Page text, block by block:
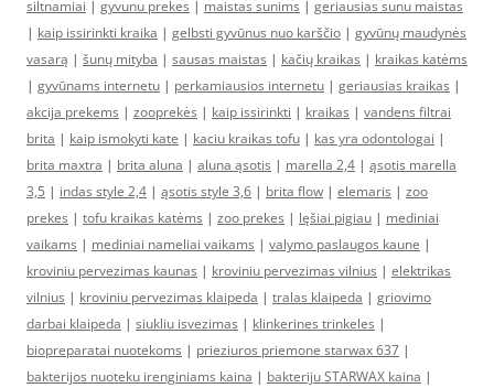
siltnamiai | gyvunu prekes | maistas sunims | geriausias sunu maistas
| kaip issirinkti kraika | gelbsti gyvūnus nuo karščio | gyvūnų maudynės
vasarą | šunų mityba | sausas maistas | kačių kraikas | kraikas katėms
| gyvūnams internetu | perkamiausios internetu | geriausias kraikas |
akcija prekems | zooprekės | kaip issirinkti | kraikas | vandens filtrai
brita | kaip ismokyti kate | kaciu kraikas tofu | kas yra odontologai |
brita maxtra | brita aluna | aluna ąsotis | marella 2,4 | ąsotis marella
3,5 | indas style 2,4 | ąsotis style 3,6 | brita flow | elemaris | zoo
prekes | tofu kraikas katėms | zoo prekes | lęšiai pigiau | mediniai
vaikams | mediniai nameliai vaikams | valymo paslaugos kaune |
kroviniu pervezimas kaunas | kroviniu pervezimas vilnius | elektrikas
vilnius | kroviniu pervezimas klaipeda | tralas klaipeda | griovimo
darbai klaipeda | siukliu isvezimas | klinkerines trinkeles |
biopreparatai nuotekoms | prieziuros priemone starwax 637 |
bakterijos nuoteku irenginiams kaina | bakteriju STARWAX kaina |